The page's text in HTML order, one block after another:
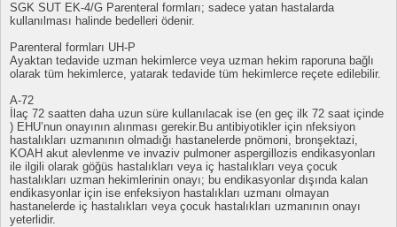
SGK SUT EK-4/G Parenteral formları; sadece yatan hastalarda
kullanılması halinde bedelleri ödenir.
Parenteral formları UH-P
Ayaktan tedavide uzman hekimlerce veya uzman hekim raporuna bağlı
olarak tüm hekimlerce, yatarak tedavide tüm hekimlerce reçete edilebilir.
A-72
İlaç 72 saatten daha uzun süre kullanılacak ise (en geç ilk 72 saat içinde
) EHU’nun onayının alınması gerekir.Bu antibiyotikler için nfeksiyon
hastalıkları uzmanının olmadığı hastanelerde pnömoni, bronşektazi,
KOAH akut alevlenme ve invaziv pulmoner aspergillozis endikasyonları
ile ilgili olarak göğüs hastalıkları veya iç hastalıkları veya çocuk
hastalıkları uzman hekimlerinin onayı; bu endikasyonlar dışında kalan
endikasyonlar için ise enfeksiyon hastalıkları uzmanı olmayan
hastanelerde iç hastalıkları veya çocuk hastalıkları uzmanının onayı
yeterlidir.